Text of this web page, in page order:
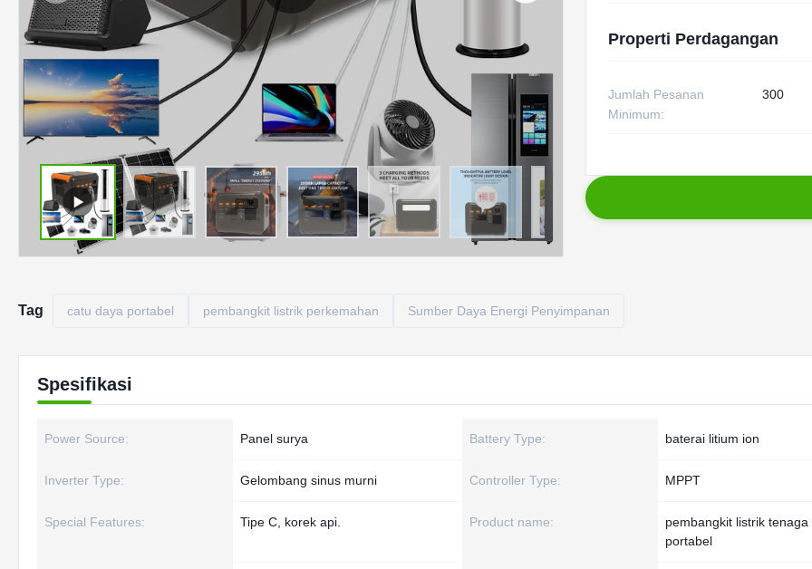
Properti Perdagangan
Jumlah Pesanan
Minimum:
300
Tag catu daya portabel pembangkit listrik perkemahan Sumber Daya Energi Penyimpanan
Spesifikasi
Power Source: Panel surya Battery Type: baterai litium ion
Inverter Type: Gelombang sinus murni Controller Type: MPPT
Special Features: Tipe C, korek api. Product name:
pembangkit listrik tenaga
portabel